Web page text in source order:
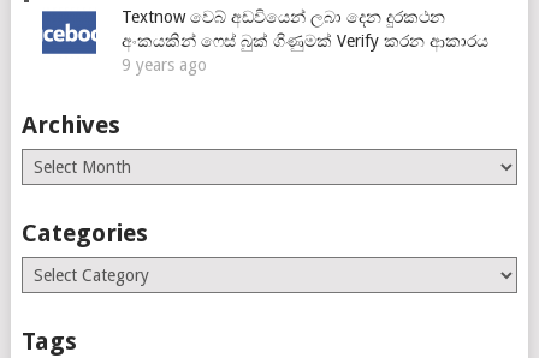
Textnow වෙබ් අඩවියෙන් ලබා දෙන දුරකථන
අංකයකින් ෆෙස් බුක් ගිණුමක් Verify කරන ආකාරය
9 years ago
Archives
Archives
Categories
Categories
Tags